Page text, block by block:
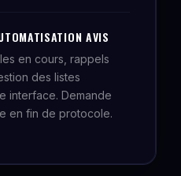
AVIS
en cours, rappels
des listes
interface. Demande
en fin de protocole.